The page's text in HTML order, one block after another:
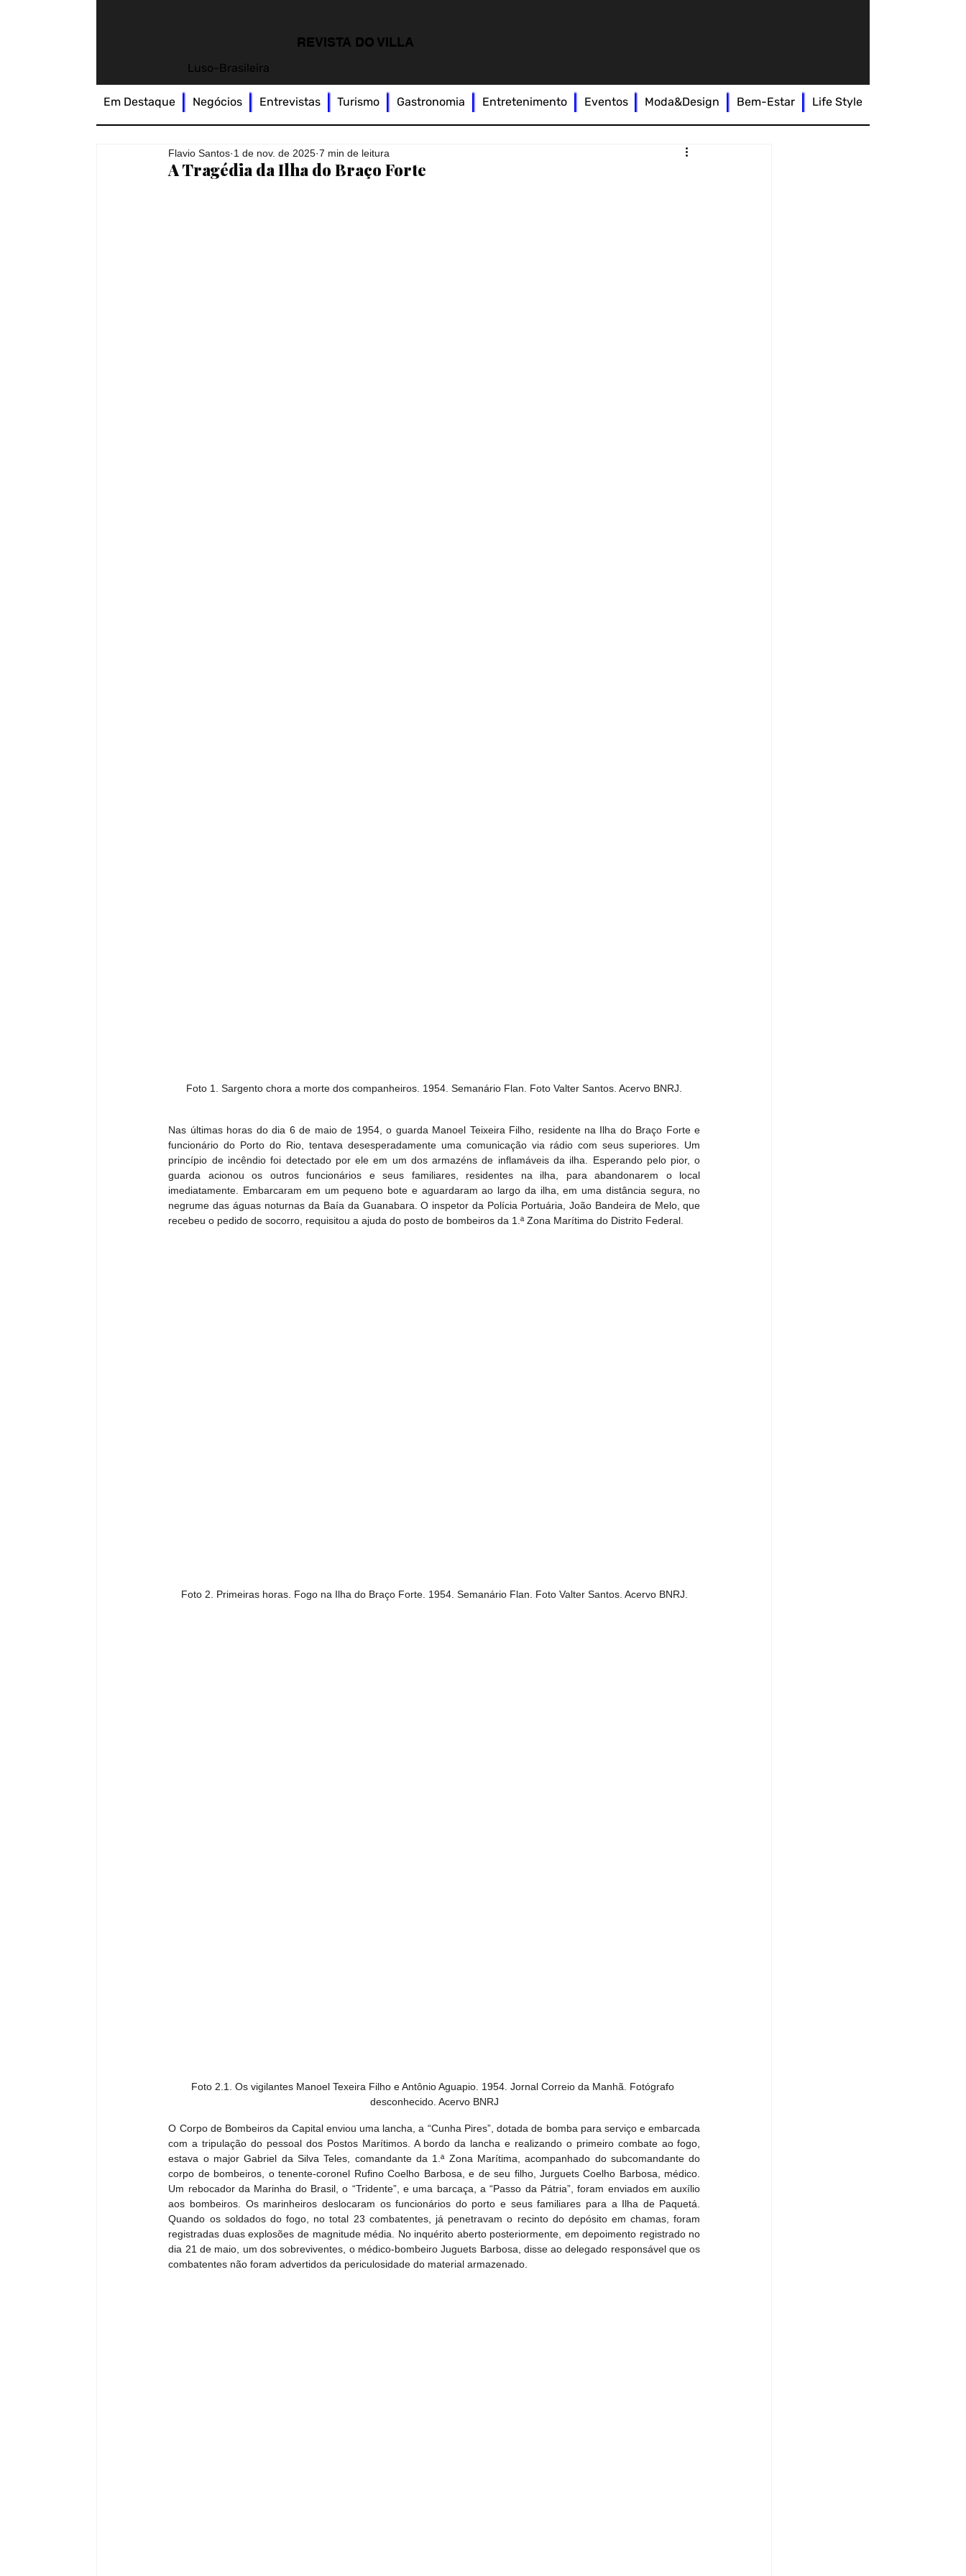
REVISTA DO VILLA
Luso-Brasileira
A Tragédia da Ilha do Braço Forte
Flavio Santos 1 de nov. de 2025 7 min de leitura
Foto 1. Sargento chora a morte dos companheiros. 1954. Semanário Flan. Foto Valter Santos. Acervo BNRJ.
Nas últimas horas do dia 6 de maio de 1954, o guarda Manoel Teixeira Filho, residente na Ilha do Braço Forte e
funcionário do Porto do Rio, tentava desesperadamente uma comunicação via rádio com seus superiores. Um
princípio de incêndio foi detectado por ele em um dos armazéns de inflamáveis da ilha. Esperando pelo pior, o
guarda acionou os outros funcionários e seus familiares, residentes na ilha, para abandonarem o local
imediatamente. Embarcaram em um pequeno bote e aguardaram ao largo da ilha, em uma distância segura, no
negrume das águas noturnas da Baía da Guanabara. O inspetor da Polícia Portuária, João Bandeira de Melo, que
recebeu o pedido de socorro, requisitou a ajuda do posto de bombeiros da 1.ª Zona Marítima do Distrito Federal.
Foto 2. Primeiras horas. Fogo na Ilha do Braço Forte. 1954. Semanário Flan. Foto Valter Santos. Acervo BNRJ.
Foto 2.1. Os vigilantes Manoel Texeira Filho e Antônio Aguapio. 1954. Jornal Correio da Manhã. Fotógrafo
desconhecido. Acervo BNRJ
O Corpo de Bombeiros da Capital enviou uma lancha, a “Cunha Pires”, dotada de bomba para serviço e embarcada
com a tripulação do pessoal dos Postos Marítimos. A bordo da lancha e realizando o primeiro combate ao fogo,
estava o major Gabriel da Silva Teles, comandante da 1.ª Zona Marítima, acompanhado do subcomandante do
corpo de bombeiros, o tenente-coronel Rufino Coelho Barbosa, e de seu filho, Jurguets Coelho Barbosa, médico.
Um rebocador da Marinha do Brasil, o “Tridente”, e uma barcaça, a “Passo da Pátria”, foram enviados em auxílio
aos bombeiros. Os marinheiros deslocaram os funcionários do porto e seus familiares para a Ilha de Paquetá.
Quando os soldados do fogo, no total 23 combatentes, já penetravam o recinto do depósito em chamas, foram
registradas duas explosões de magnitude média. No inquérito aberto posteriormente, em depoimento registrado no
dia 21 de maio, um dos sobreviventes, o médico-bombeiro Juguets Barbosa, disse ao delegado responsável que os
combatentes não foram advertidos da periculosidade do material armazenado.
Em Destaque Negócios Entrevistas Turismo Gastronomia Entretenimento Eventos Moda&Design Bem-Estar Life Style